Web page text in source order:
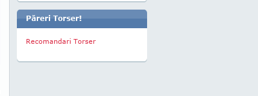
Păreri Torser!
Recomandari Torser